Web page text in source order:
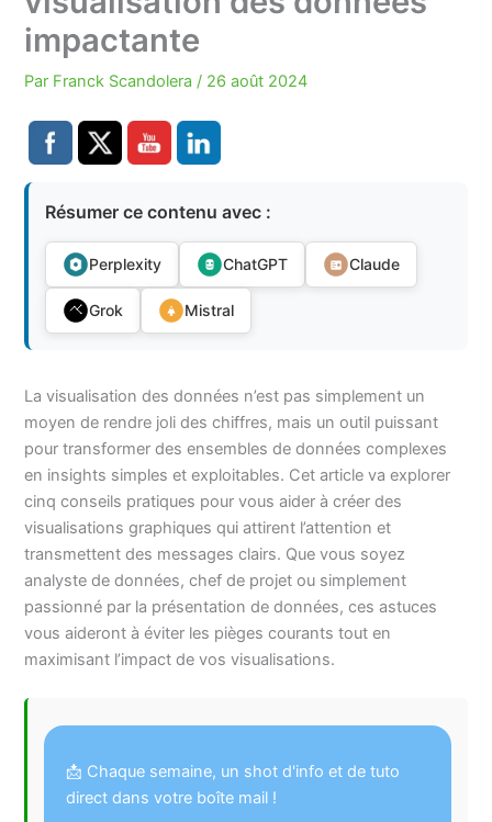
impactante
Par Franck Scandolera / 26 août 2024
Résumer ce contenu avec :
Perplexity ChatGPT Claude
Grok Mistral
La visualisation des données n’est pas simplement un
moyen de rendre joli des chiffres, mais un outil puissant
pour transformer des ensembles de données complexes
en insights simples et exploitables. Cet article va explorer
cinq conseils pratiques pour vous aider à créer des
visualisations graphiques qui attirent l’attention et
transmettent des messages clairs. Que vous soyez
analyste de données, chef de projet ou simplement
passionné par la présentation de données, ces astuces
vous aideront à éviter les pièges courants tout en
maximisant l’impact de vos visualisations.
📩 Chaque semaine, un shot d'info et de tuto
direct dans votre boîte mail !